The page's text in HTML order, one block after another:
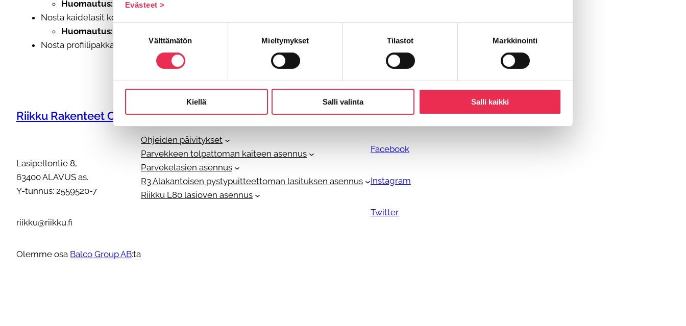
Evästeet >
Välttämätön Mieltymykset Tilastot Markkinointi
Kiellä Salli valinta Salli kaikki
Huomautus: Käytä nostojen ja asennuksen aikana aina turvavaljaita laatalla ja henkilönostimessa.
Nosta kaidelasit kerroksiin.
Huomautus:
Nosta profiilipakkauslaatikot parvekkeille. Katso
Profiilien asento paketissa
Riikku Rakenteet Oy
Lasipellontie 8,
63400 ALAVUS as.
Y-tunnus: 2559520-7
riikku@riikku.fi
Olemme osa Balco Group AB:ta
Riikku asennusohjeet
Ohjeiden päivitykset
Parvekkeen tolpattoman kaiteen asennus
Parvekelasien asennus
R3 Alakantoisen pystypuitteettoman lasituksen asennus
Riikku L80 lasioven asennus
Sosiaalinen media
Facebook
Instagram
Twitter